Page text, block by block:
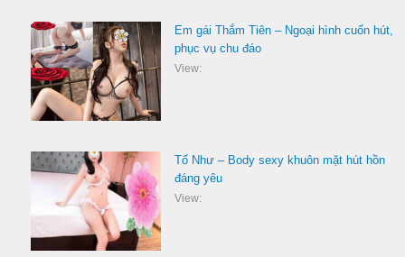
Em gái Thắm Tiên – Ngoại hình cuốn hút,
phục vụ chu đáo
View:
Tố Như – Body sexy khuôn mặt hút hồn
đáng yêu
View: